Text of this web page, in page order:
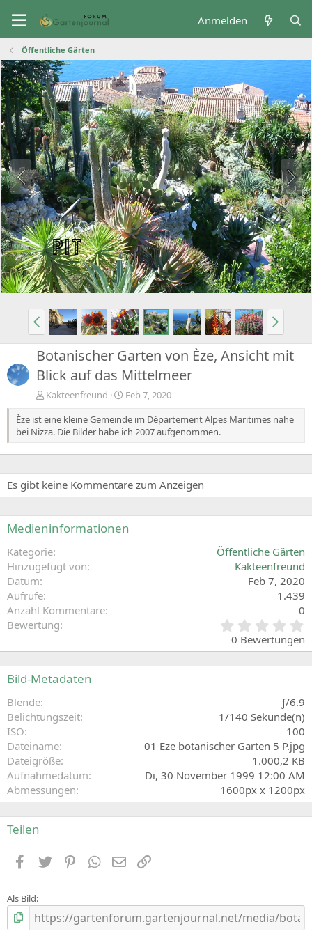
Anmelden
Öffentliche Gärten
Botanischer Garten von Èze, Ansicht mit
Blick auf das Mittelmeer
Kakteenfreund
Feb 7, 2020
Èze ist eine kleine Gemeinde im Département Alpes Maritimes nahe
bei Nizza. Die Bilder habe ich 2007 aufgenommen.
Es gibt keine Kommentare zum Anzeigen
Medieninformationen
Kategorie
Öffentliche Gärten
Hinzugefügt von
Kakteenfreund
Datum
Feb 7, 2020
Aufrufe
1.439
Anzahl Kommentare
0
Bewertung
0
0
0 Bewertungen
Bild-Metadaten
Blende
ƒ/6.9
Belichtungszeit
1/140 Sekunde(n)
ISO
100
Dateiname
01 Eze botanischer Garten 5 P.jpg
Dateigröße
1.000,2 KB
Aufnahmedatum
Di, 30 November 1999 12:00 AM
Abmessungen
1600px x 1200px
Teilen
FacebookZwitschernPinterestWhatsApp
E-Mail
Als Bild